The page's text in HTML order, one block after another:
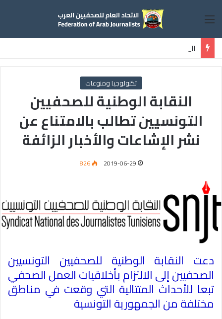
القائمة
تكنولوجيا ومنوعات
النقابة الوطنية للصحفيين
التونسيين تطالب بالامتناع عن
نشر الإشاعات والأخبار الزائفة
2019-06-29
826
دعت النقابة الوطنية للصحفيين التونسيين
الصحفيين إلى الالتزام بأخلاقيات العمل الصحفي
تبعا للأحداث المتتالية التي وقعت في مناطق
مختلفة من الجمهورية التونسية